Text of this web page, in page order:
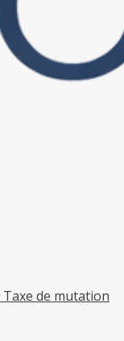
Taxe de mutation